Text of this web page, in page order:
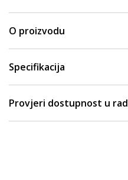
O proizvodu
Specifikacija
Provjeri dostupnost u